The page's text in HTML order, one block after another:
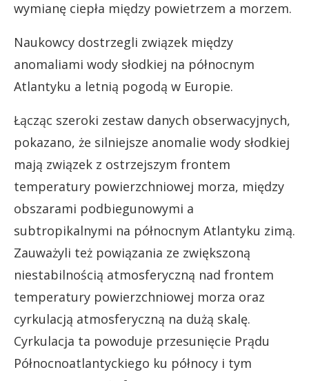
wymianę ciepła między powietrzem a morzem.
Naukowcy dostrzegli związek między
anomaliami wody słodkiej na północnym
Atlantyku a letnią pogodą w Europie.
Łącząc szeroki zestaw danych obserwacyjnych,
pokazano, że silniejsze anomalie wody słodkiej
mają związek z ostrzejszym frontem
temperatury powierzchniowej morza, między
obszarami podbiegunowymi a
subtropikalnymi na północnym Atlantyku zimą.
Zauważyli też powiązania ze zwiększoną
niestabilnością atmosferyczną nad frontem
temperatury powierzchniowej morza oraz
cyrkulacją atmosferyczną na dużą skalę.
Cyrkulacja ta powoduje przesunięcie Prądu
Północnoatlantyckiego ku północy i tym